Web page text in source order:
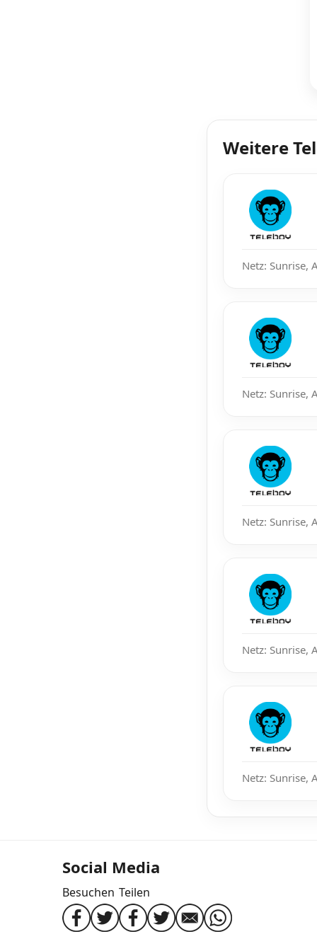
Weitere
Netz: Sunrise,
Netz: Sunrise,
Netz: Sunrise,
Netz: Sunrise,
Netz: Sunrise,
Social Media
Besuchen Teilen